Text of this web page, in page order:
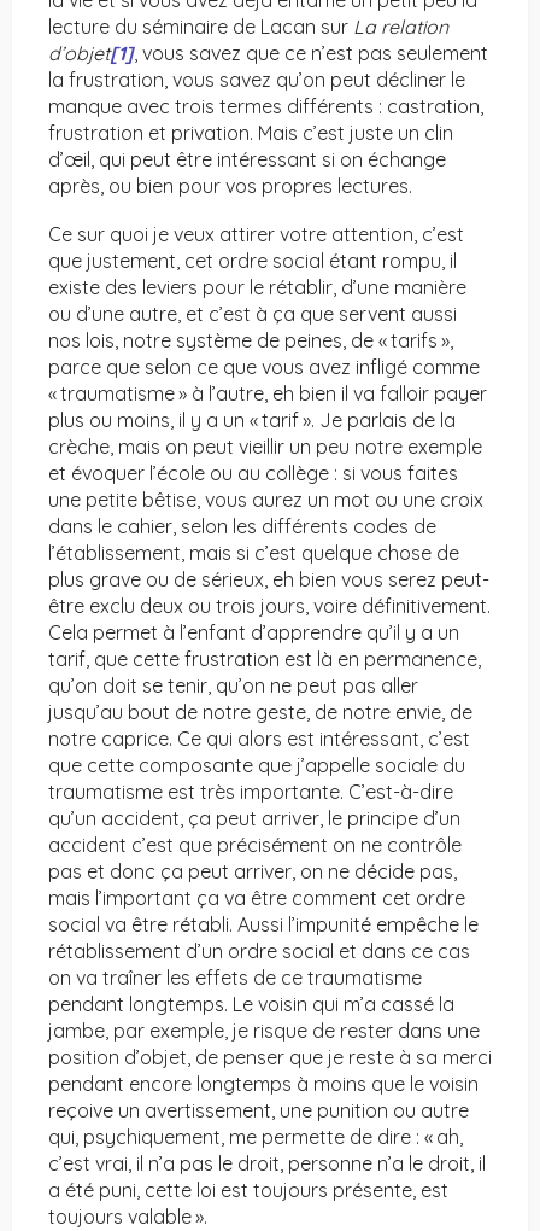
lecture du séminaire de Lacan sur La relation
d’objet[1], vous savez que ce n’est pas seulement
la frustration, vous savez qu’on peut décliner le
manque avec trois termes différents : castration,
frustration et privation. Mais c’est juste un clin
d’œil, qui peut être intéressant si on échange
après, ou bien pour vos propres lectures.
Ce sur quoi je veux attirer votre attention, c’est
que justement, cet ordre social étant rompu, il
existe des leviers pour le rétablir, d’une manière
ou d’une autre, et c’est à ça que servent aussi
nos lois, notre système de peines, de « tarifs »,
parce que selon ce que vous avez infligé comme
« traumatisme » à l’autre, eh bien il va falloir payer
plus ou moins, il y a un « tarif ». Je parlais de la
crèche, mais on peut vieillir un peu notre exemple
et évoquer l’école ou au collège : si vous faites
une petite bêtise, vous aurez un mot ou une croix
dans le cahier, selon les différents codes de
l’établissement, mais si c’est quelque chose de
plus grave ou de sérieux, eh bien vous serez peut-
être exclu deux ou trois jours, voire définitivement.
Cela permet à l’enfant d’apprendre qu’il y a un
tarif, que cette frustration est là en permanence,
qu’on doit se tenir, qu’on ne peut pas aller
jusqu’au bout de notre geste, de notre envie, de
notre caprice. Ce qui alors est intéressant, c’est
que cette composante que j’appelle sociale du
traumatisme est très importante. C’est-à-dire
qu’un accident, ça peut arriver, le principe d’un
accident c’est que précisément on ne contrôle
pas et donc ça peut arriver, on ne décide pas,
mais l’important ça va être comment cet ordre
social va être rétabli. Aussi l’impunité empêche le
rétablissement d’un ordre social et dans ce cas
on va traîner les effets de ce traumatisme
pendant longtemps. Le voisin qui m’a cassé la
jambe, par exemple, je risque de rester dans une
position d’objet, de penser que je reste à sa merci
pendant encore longtemps à moins que le voisin
reçoive un avertissement, une punition ou autre
qui, psychiquement, me permette de dire : « ah,
c’est vrai, il n’a pas le droit, personne n’a le droit, il
a été puni, cette loi est toujours présente, est
toujours valable ».